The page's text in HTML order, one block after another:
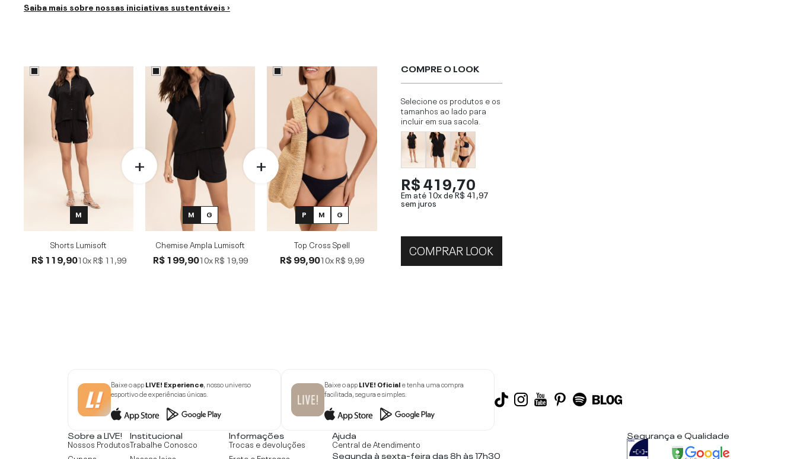
Saiba mais sobre nossas iniciativas sustentáveis ›
M
Shorts Lumisoft
R$ 119,9010xR$ 11,99
M G
Chemise Ampla Lumisoft
R$ 199,9010xR$ 19,99
P M G
Top Cross Spell
R$ 99,9010xR$ 9,99
COMPRE O LOOK
Selecione os produtos e os
tamanhos ao lado para
incluir em sua sacola.
R$ 419,70
Em até 10x deR$ 41,97
sem juros
COMPRAR LOOK
Baixe o appLIVE! Experience, nosso universo
esportivo de experiências únicas.
Baixe o appLIVE! Oficiale tenha uma compra
facilitada, segura e simples.
Sobre a LIVE!
Nossos Produtos
Institucional
Trabalhe Conosco
Informações
Trocas e devoluções
Ajuda
Central de Atendimento
Segunda à sexta-feira das 8h às 17h30
Segurança e Qualidade